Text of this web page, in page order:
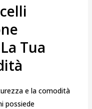
Tua
e la comodità
possiede